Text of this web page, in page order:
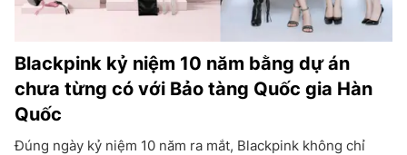
Blackpink kỷ niệm 10 năm bằng dự án
chưa từng có với Bảo tàng Quốc gia Hàn
Quốc
Đúng ngày kỷ niệm 10 năm ra mắt, Blackpink không chỉ